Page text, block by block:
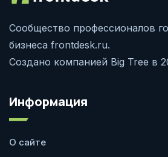
Сообщество профессионалов
бизнеса frontdesk.ru.
Создано компанией Big Tree в
Информация
О сайте